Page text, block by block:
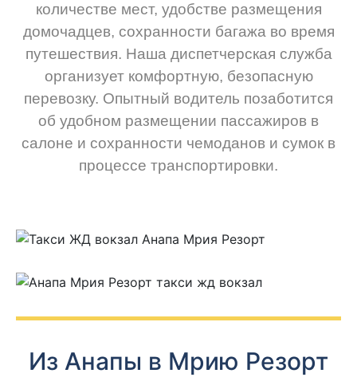
количестве мест, удобстве размещения
домочадцев, сохранности багажа во время
путешествия. Наша диспетчерская служба
организует комфортную, безопасную
перевозку. Опытный водитель позаботится
об удобном размещении пассажиров в
салоне и сохранности чемоданов и сумок в
процессе транспортировки.
Из Анапы в Мрию Резорт